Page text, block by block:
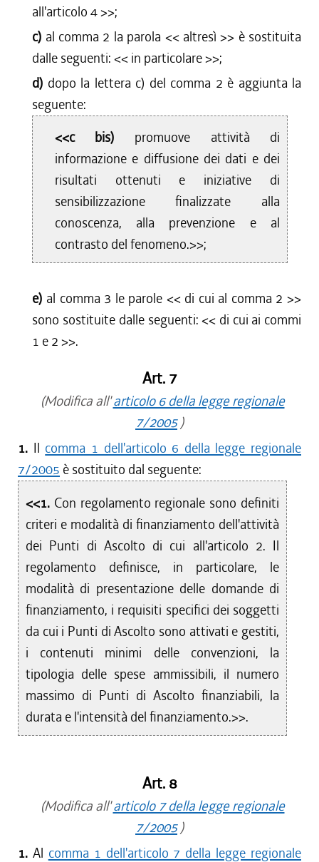
all'articolo 4>>;
c) al comma 2 la parola << altresì >> è sostituita
dalle seguenti: << in particolare>>;
d) dopo la lettera c) del comma 2 è aggiunta la
seguente:
<<c bis) promuove attività di
informazione e diffusione dei dati e dei
risultati ottenuti e iniziative di
sensibilizzazione finalizzate alla
conoscenza, alla prevenzione e al
contrasto del fenomeno.>>;
e) al comma 3 le parole << di cui al comma 2 >>
sono sostituite dalle seguenti: << di cui ai commi
1 e 2 >>.
Art. 7
(Modifica all'articolo 6 della legge regionale
7/2005)
1. Il comma 1 dell'articolo 6 della legge regionale
7/2005 è sostituito dal seguente:
<<1. Con regolamento regionale sono definiti
criteri e modalità di finanziamento dell'attività
dei Punti di Ascolto di cui all'articolo 2. Il
regolamento definisce, in particolare, le
modalità di presentazione delle domande di
finanziamento, i requisiti specifici dei soggetti
da cui i Punti di Ascolto sono attivati e gestiti,
i contenuti minimi delle convenzioni, la
tipologia delle spese ammissibili, il numero
massimo di Punti di Ascolto finanziabili, la
durata e l'intensità del finanziamento.>>.
Art. 8
(Modifica all'articolo 7 della legge regionale
7/2005)
1. Al comma 1 dell'articolo 7 della legge regionale